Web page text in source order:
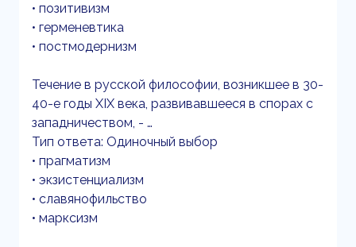
• позитивизм
• герменевтика
• постмодернизм
Течение в русской философии, возникшее в 30-
40-е годы XIX века, развивавшееся в спорах с
западничеством, - …
Тип ответа: Одиночный выбор
• прагматизм
• экзистенциализм
• славянофильство
• марксизм